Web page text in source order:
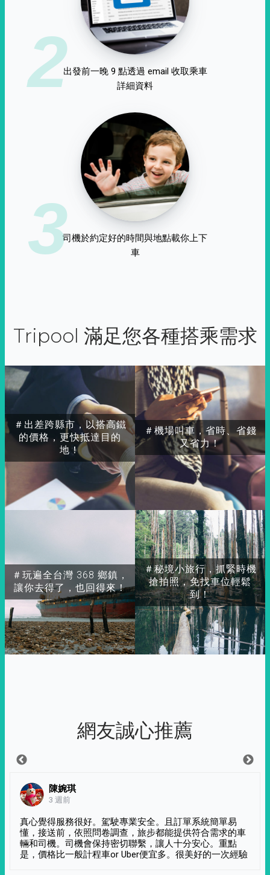
2出發前一晚 9 點透過 email 收取乘車
詳細資料
3司機於約定好的時間與地點載你上下
車
Tripool 滿足您各種搭乘需求
＃出差跨縣市，以搭高鐵
的價格，更快抵達目的
地！
＃玩遍全台灣 368 鄉鎮，
讓你去得了，也回得來！
＃秘境小旅行，抓緊時機
搶拍照，免找車位輕鬆
到！
＃機場叫車，省時、省錢
又省力！
網友誠心推薦
陳婉琪
3 週前
真心覺得服務很好。駕駛專業安全。且訂單系統簡單易
懂，接送前，依照問卷調查，旅步都能提供符合需求的車
輛和司機。司機會保持密切聯繫，讓人十分安心。重點
是，價格比一般計程車or Uber便宜多。很美好的一次經驗